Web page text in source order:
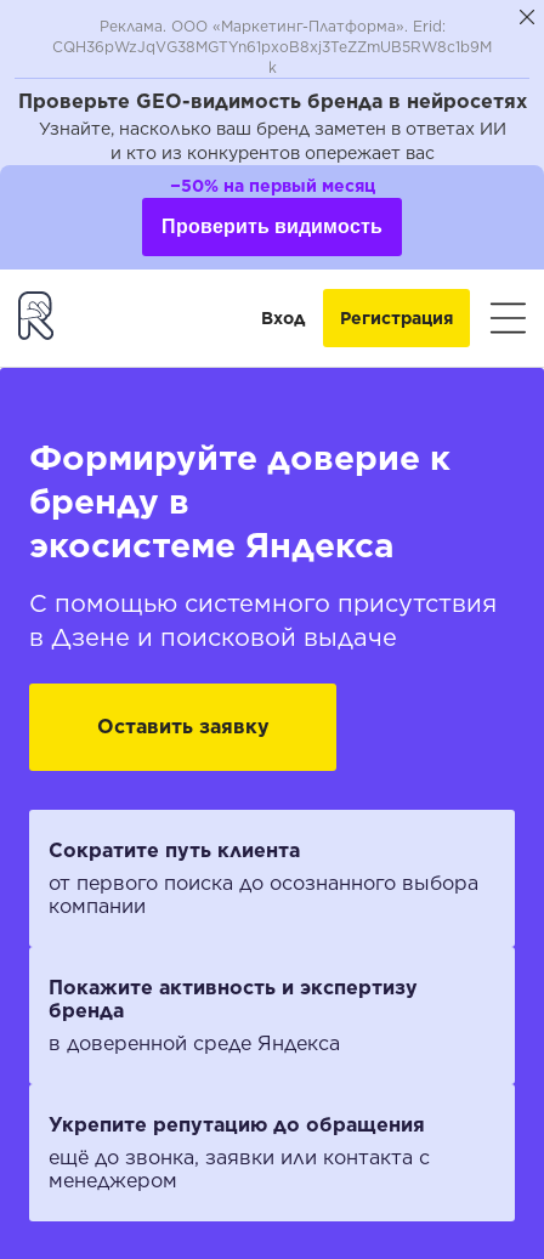
Проверьте GEO-видимость бренда в нейросетях
Узнайте, насколько ваш бренд заметен в ответах ИИ
и кто из конкурентов опережает вас
Реклама. ООО «Маркетинг-Платформа». Erid:
CQH36pWzJqVG38MGTYn61pxoB8xj3TeZZmUB5RW8c1b9M
k
−50% на первый месяц
Проверить видимость
Вход Регистрация
Формируйте доверие к
бренду в
экосистеме Яндекса
С помощью системного присутствия
в Дзене и поисковой выдаче
Оставить заявку
Сократите путь клиента
от первого поиска до осознанного выбора
компании
Покажите активность и экспертизу
бренда
в доверенной среде Яндекса
Укрепите репутацию до обращения
ещё до звонка, заявки или контакта с
менеджером